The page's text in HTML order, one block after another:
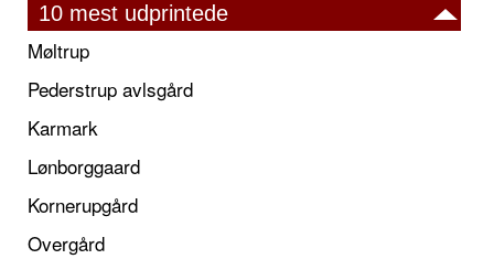
10 mest udprintede
Møltrup
Pederstrup avlsgård
Karmark
Lønborggaard
Kornerupgård
Overgård